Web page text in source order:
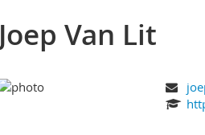
Joep Van Lit